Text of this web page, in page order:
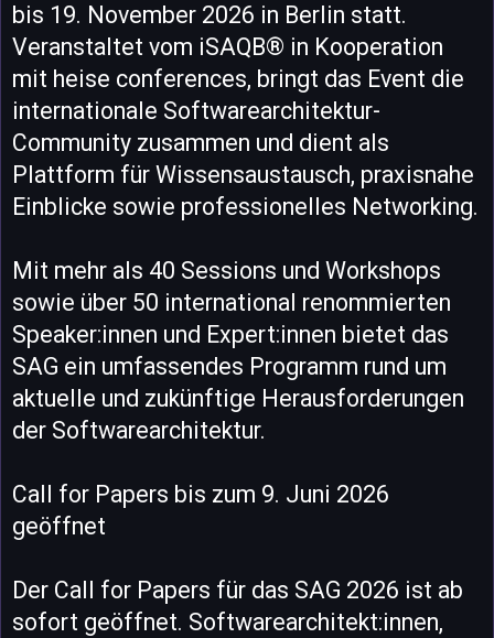
bis 19. November 2026 in Berlin statt.
Veranstaltet vom iSAQB® in Kooperation
mit heise conferences, bringt das Event die
internationale Softwarearchitektur-
Community zusammen und dient als
Plattform für Wissensaustausch, praxisnahe
Einblicke sowie professionelles Networking.
Mit mehr als 40 Sessions und Workshops
sowie über 50 international renommierten
Speaker:innen und Expert:innen bietet das
SAG ein umfassendes Programm rund um
aktuelle und zukünftige Herausforderungen
der Softwarearchitektur.
Call for Papers bis zum 9. Juni 2026
geöffnet
Der Call for Papers für das SAG 2026 ist ab
sofort geöffnet. Softwarearchitekt:innen,